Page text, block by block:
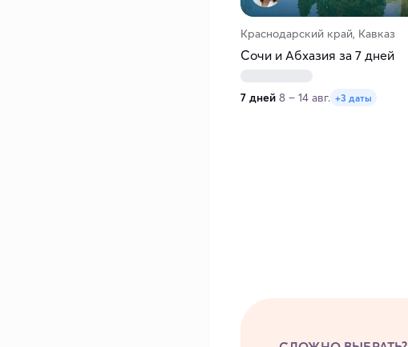
Краснодарский край, Кавказ
Сочи и Абхазия за 7 дней
7 дней 8 – 14 авг. +3 даты